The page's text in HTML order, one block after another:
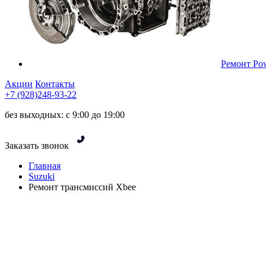
Ремонт
Акции Контакты
+7 (928)248-93-22
без выходных: с 9:00 до 19:00
Заказать звонок
Главная
Suzuki
Ремонт трансмиссий Xbee